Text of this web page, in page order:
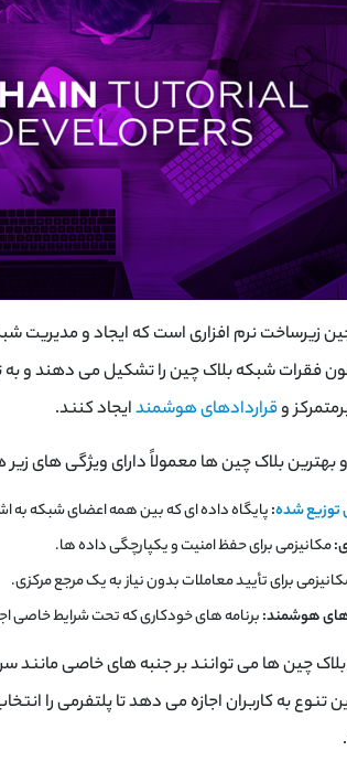
زیرساخت نرم افزاری است که ایجاد و مدیریت
فقرات شبکه بلاک چین را تشکیل می دهند و
وقراردادهای هوشمندایجاد کنند.
و بهترین بلاک چین ها معمولاً دارای ویژگی های
توزیع شده:پایگاه داده ای که بین همه اعضای شبکه به
مکانیزمی برای حفظ امنیت و یکپارچگی داده ها.
برای تأیید معاملات بدون نیاز به یک مرجع مرکزی.
هوشمند:برنامه های خودکاری که تحت شرایط خاصی
چین ها می توانند بر جنبه های خاصی مانند
تنوع به کاربران اجازه می دهد تا پلتفرمی را